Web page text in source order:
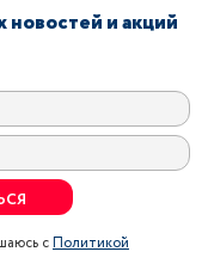
новостей и акций
сПолитикой